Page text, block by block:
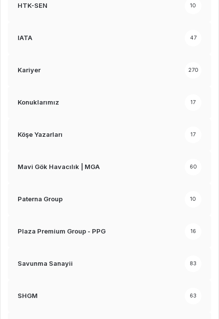
HTK-SEN 10
IATA 47
Kariyer 270
Konuklarımız 17
Köşe Yazarları 17
Mavi Gök Havacılık | MGA 60
Paterna Group 10
Plaza Premium Group - PPG 16
Savunma Sanayii 83
SHGM 63